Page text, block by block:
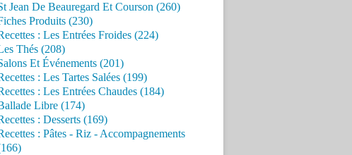
Jean De Beauregard Et Courson (260)
Produits (230)
: Les Entrées Froides (224)
Thés (208)
Et Événements (201)
: Les Tartes Salées (199)
: Les Entrées Chaudes (184)
Libre (174)
: Desserts (169)
: Pâtes - Riz - Accompagnements